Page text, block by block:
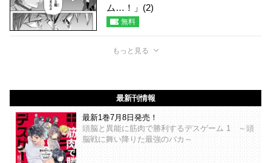
ム…！」(2)
無料
もっと見る
最新刊情報
最新1巻7月8日発売！
頭脳と異能に筋肉で勝利するデスゲーム 1 ～頭
脳戦に舞い降りた最強のバカ～